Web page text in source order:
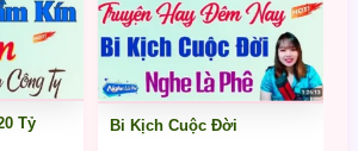
Tỷ Bi Kịch Cuộc Đời